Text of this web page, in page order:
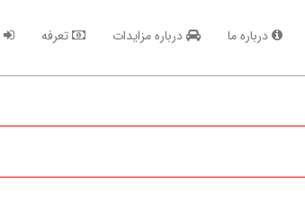
درباره ما درباره مزایدات تعرفه